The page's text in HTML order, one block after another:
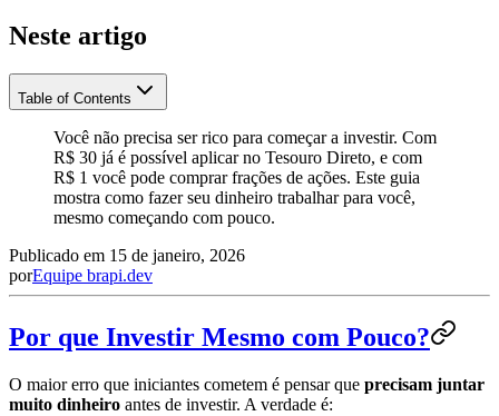
Neste artigo
Table of Contents
Você não precisa ser rico para começar a investir. Com
R$ 30 já é possível aplicar no Tesouro Direto, e com
R$ 1 você pode comprar frações de ações. Este guia
mostra como fazer seu dinheiro trabalhar para você,
mesmo começando com pouco.
Publicado em 15 de janeiro, 2026
porEquipe brapi.dev
Por que Investir Mesmo com Pouco?
O maior erro que iniciantes cometem é pensar que precisam juntar
muito dinheiro antes de investir. A verdade é: